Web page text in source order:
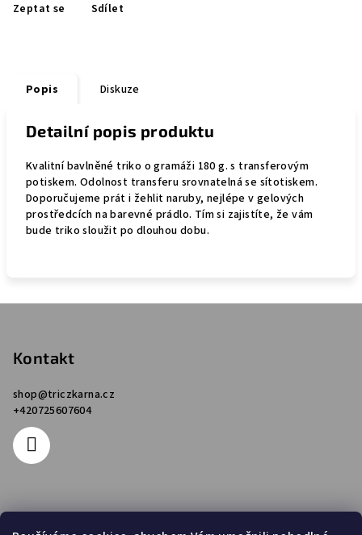
Zeptat se Sdílet
Popis Diskuze
Detailní popis produktu
Kvalitní bavlněné triko o gramáži 180 g. s transferovým
potiskem. Odolnost transferu srovnatelná se sítotiskem.
Doporučujeme prát i žehlit naruby, nejlépe v gelových
prostředcích na barevné prádlo. Tím si zajistíte, že vám
bude triko sloužit po dlouhou dobu.
Kontakt
shop@triczkarna.cz
+420725607604